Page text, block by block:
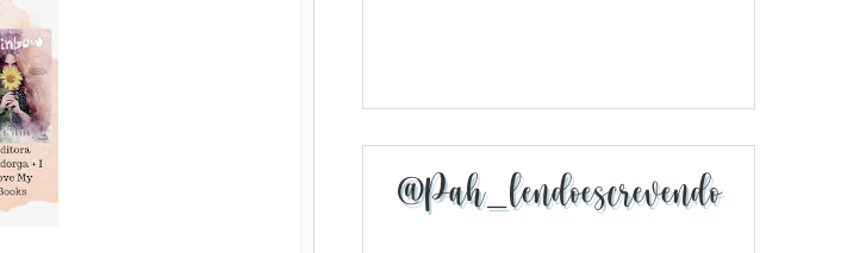
@pah_lendoescrevendo